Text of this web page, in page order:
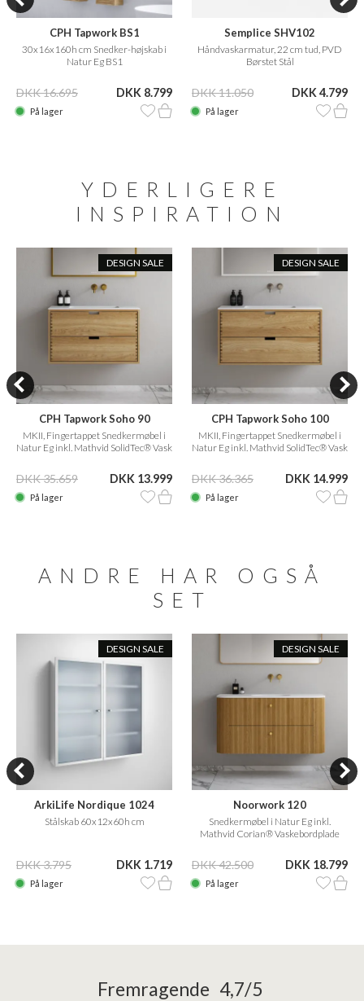
CPH Tapwork BS1
30x16x160h cm Snedker-højskab i
Natur Eg BS1
DKK 16.695 DKK 8.799
På lager
Semplice SHV102
Håndvaskarmatur, 22 cm tud, PVD
Børstet Stål
DKK 11.050 DKK 4.799
På lager
YDERLIGERE
INSPIRATION
DESIGN SALE
CPH Tapwork Soho 90
MKII, Fingertappet Snedkermøbel i
Natur Eg inkl. Mathvid SolidTec® Vask
DKK 35.659 DKK 13.999
På lager
DESIGN SALE
CPH Tapwork Soho 100
MKII, Fingertappet Snedkermøbel i
Natur Eg inkl. Mathvid SolidTec® Vask
DKK 36.365 DKK 14.999
På lager
ANDRE HAR OGSÅ
SET
DESIGN SALE
ArkiLife Nordique 1024
Stålskab 60x12x60h cm
DKK 3.795 DKK 1.719
På lager
DESIGN SALE
Noorwork 120
Snedkermøbel i Natur Eg inkl.
Mathvid Corian® Vaskebordplade
DKK 42.500 DKK 18.799
På lager
Fremragende 4,7/5